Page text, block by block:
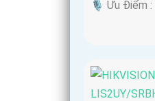
️🎙 Ưu Điểm :